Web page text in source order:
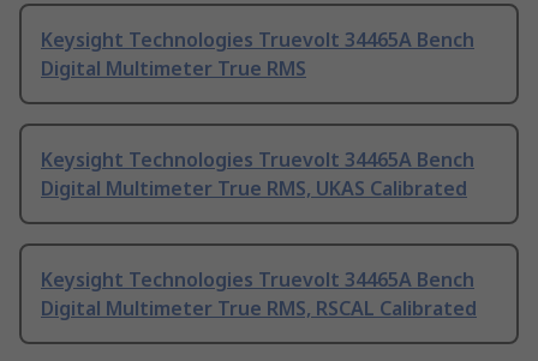
Keysight Technologies Truevolt 34465A Bench
Digital Multimeter True RMS
Keysight Technologies Truevolt 34465A Bench
Digital Multimeter True RMS, UKAS Calibrated
Keysight Technologies Truevolt 34465A Bench
Digital Multimeter True RMS, RSCAL Calibrated